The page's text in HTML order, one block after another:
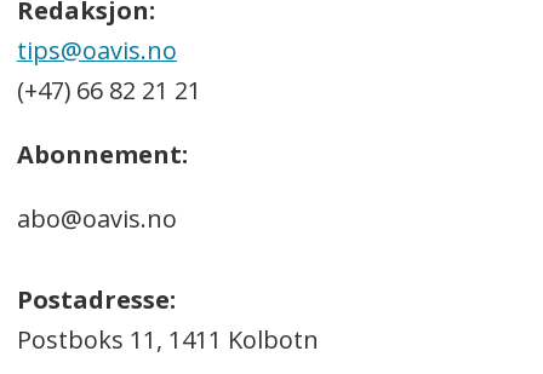
Redaksjon:
tips@oavis.no
(+47) 66 82 21 21
Abonnement:
abo@oavis.no
Postadresse:
Postboks 11, 1411 Kolbotn